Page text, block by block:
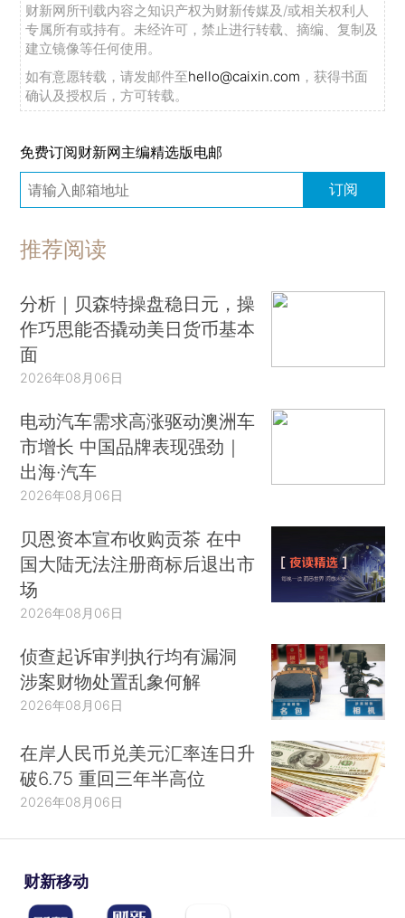
财新网所刊载内容之知识产权为财新传媒及/或相关权利人
专属所有或持有。未经许可，禁止进行转载、摘编、复制及
建立镜像等任何使用。
如有意愿转载，请发邮件至hello@caixin.com ，获得书面
确认及授权后，方可转载。
免费订阅财新网主编精选版电邮
订阅
推荐阅读
分析｜贝森特操盘稳日元，操
作巧思能否撬动美日货币基本
面
2026年08月06日
电动汽车需求高涨驱动澳洲车
市增长 中国品牌表现强劲｜
出海·汽车
2026年08月06日
贝恩资本宣布收购贡茶 在中
国大陆无法注册商标后退出市
场
2026年08月06日
侦查起诉审判执行均有漏洞
涉案财物处置乱象何解
2026年08月06日
在岸人民币兑美元汇率连日升
破6.75 重回三年半高位
2026年08月06日
财新移动